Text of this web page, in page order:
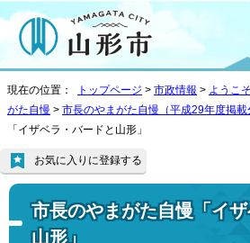
現在の位置： トップページ > 市政情報 > ようこ
がた自慢 > 市長のやまがた自慢（平成29年度掲載
「イザベラ・バードと山形」
市長のやまがた自慢「イ
山形」
お気に入りに登録する